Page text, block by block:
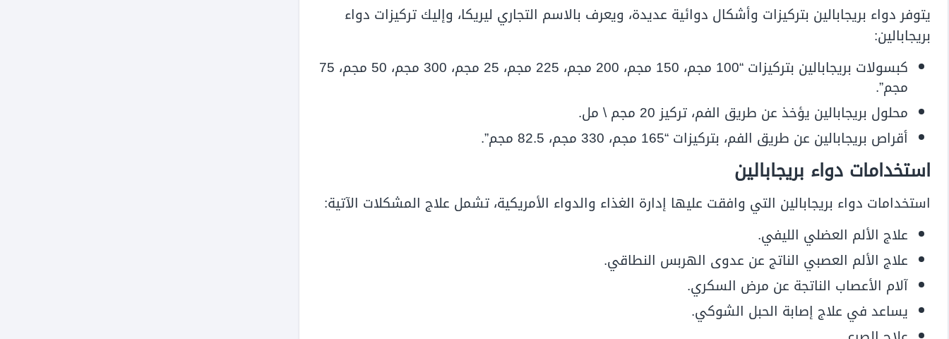
يتوفر دواء بريجابالين بتركيزات وأشكال دوائية عديدة، ويعرف بالاسم التجاري ليريكا، وإليك تركيزات دواء
بريجابالين:
كبسولات بريجابالين بتركيزات “100 مجم، 150 مجم، 200 مجم، 225 مجم، 25 مجم، 300 مجم، 50 مجم، 75
مجم”.
محلول بريجابالين يؤخذ عن طريق الفم، تركيز 20 مجم \ مل.
أقراص بريجابالين عن طريق الفم، بتركيزات “165 مجم، 330 مجم، 82.5 مجم”.
استخدامات دواء بريجابالين
استخدامات دواء بريجابالين التي وافقت عليها إدارة الغذاء والدواء الأمريكية، تشمل علاج المشكلات الآتية:
علاج الألم العضلي الليفي.
علاج الألم العصبي الناتج عن عدوى الهربس النطاقي.
آلام الأعصاب الناتجة عن مرض السكري.
يساعد في علاج إصابة الحبل الشوكي.